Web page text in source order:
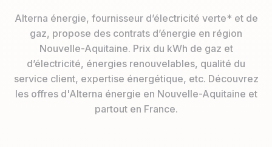
Alterna énergie, fournisseur d’électricité verte* et de
gaz, propose des contrats d’énergie en région
Nouvelle-Aquitaine. Prix du kWh de gaz et
d’électricité, énergies renouvelables, qualité du
service client, expertise énergétique, etc. Découvrez
les offres d'Alterna énergie en Nouvelle-Aquitaine et
partout en France.